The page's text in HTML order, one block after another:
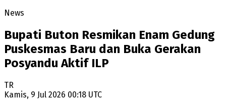
News
Bupati Buton Resmikan Enam Gedung
Puskesmas Baru dan Buka Gerakan
Posyandu Aktif ILP
TR
Kamis, 9 Jul 2026 00:18 UTC